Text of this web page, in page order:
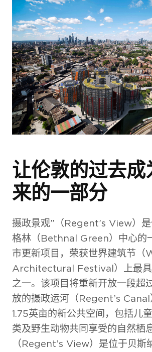
让伦敦的过去成
来的一部分
摄政景观”（Regent’s View）
格林（Bethnal Green）中心的
市更新项目，荣获世界建筑节（
Architectural Festival）上最具
之一。该项目将重新开放一段超
放的摄政运河（Regent’s
1.75英亩的新公共空间，包括儿
类及野生动物共同享受的自然栖
（Regent’s View）是位于贝斯